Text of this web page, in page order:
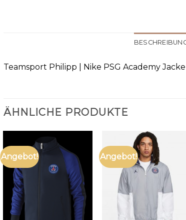
Teamsport Philipp | Nike PSG Academy Jacke
ÄHNLICHE PRODUKTE
Angebot! Angebot!